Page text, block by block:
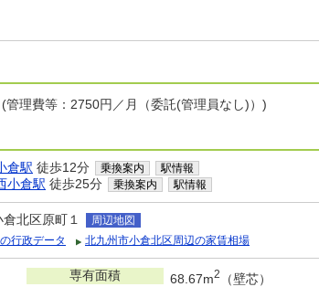
理費等：2750円／月（委託(管理員なし)）)
倉駅 徒歩12分 乗換案内 駅情報
小倉駅 徒歩25分 乗換案内 駅情報
北区原町１
周辺地図
行政データ
北九州市小倉北区周辺の家賃相場
専有面積 68.67m2
（壁芯）